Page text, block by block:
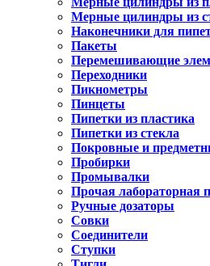
Мерные цилиндры из
Наконечники для
Пакеты
Перемешивающие
Переходники
Пикнометры
Пинцеты
Пипетки из пластика
Пипетки из стекла
Покровные и
Пробирки
Промывалки
Прочая лабораторная
Ручные дозаторы
Совки
Соединители
Ступки